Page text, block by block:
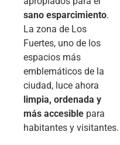
sano esparcimiento.
La zona de Los
Fuertes, uno de los
espacios más
emblemáticos de la
ciudad, luce ahora
limpia, ordenada y
más accesible para
habitantes y visitantes.